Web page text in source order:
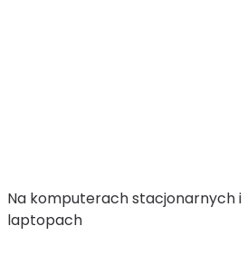
Na komputerach stacjonarnych i
laptopach